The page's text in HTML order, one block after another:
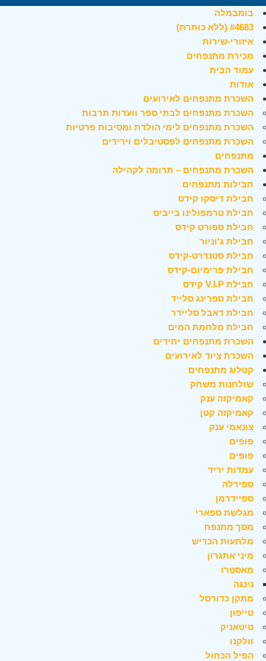
בומבמלה
#4683 (ללא כותרת)
איזורי-שירות
מכירת מתנפחים
עמוד הבית
אודות
השכרת מתנפחים לאירועים
השכרת מתנפחים לבתי ספר וועדות תרבות
השכרת מתנפחים לימי הולדת ומסיבות פרטיות
השכרת מתנפחים לפסטיבלים וירידים
מתנפחים
השכרת מתנפחים – תרומה לקהילה
חבילות מתנפחים
חבילת דיסקו קידס
חבילת טרמפולינו בייביס
חבילת ספורט קידס
חבילת ג'וניור
חבילת סטנדרט-קידס
חבילת פרימיום-קידס
חבילת V.I.P קידס
חבילת ספרינג סלייד
חבילת דאבל סליידר
חבילת מלחמת המים
השכרת מתנפחים יחידים
השכרת ציוד לאירועים
קטלוג מתנפחים
שולחנות משחק
קאמיקזה ענק
קאמיקזה קטן
צונאמי ענק
פופים
פופים
עמדות יריד
ספירלה
ספיידרמן
מגלשת ספארי
מסך מתנפח
מלתעות הכריש
מיני אתגרון
מאסטרו
נינגה
מתקן כדורסל
טייפון
טיטאניק
וולקנו
הפיל הכחול